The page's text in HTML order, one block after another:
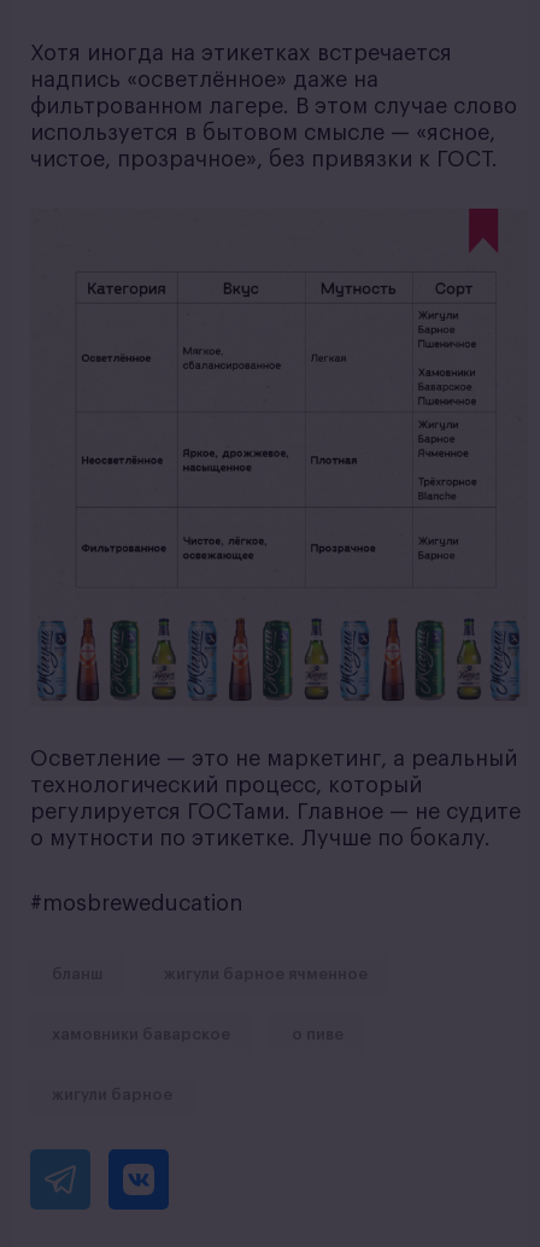
Хотя иногда на этикетках встречается
надпись «осветлённое» даже на
фильтрованном лагере. В этом случае слово
используется в бытовом смысле — «ясное,
чистое, прозрачное», без привязки к ГОСТ.
Осветление — это не маркетинг, а реальный
технологический процесс, который
регулируется ГОСТами. Главное — не судите
о мутности по этикетке. Лучше по бокалу.
#mosbreweducation